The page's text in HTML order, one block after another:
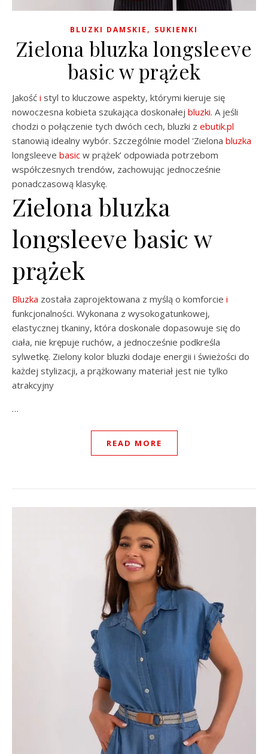
BLUZKI DAMSKIE , SUKIENKI
Zielona bluzka longsleeve
basic w prążek
Jakość i styl to kluczowe aspekty, którymi kieruje się
nowoczesna kobieta szukająca doskonałej bluzki. A jeśli
chodzi o połączenie tych dwóch cech, bluzki z ebutik.pl
stanowią idealny wybór. Szczególnie model 'Zielona bluzka
longsleeve basic w prążek’ odpowiada potrzebom
współczesnych trendów, zachowując jednocześnie
ponadczasową klasykę.
Zielona bluzka
longsleeve basic w
prążek
Bluzka została zaprojektowana z myślą o komforcie i
funkcjonalności. Wykonana z wysokogatunkowej,
elastycznej tkaniny, która doskonale dopasowuje się do
ciała, nie krępuje ruchów, a jednocześnie podkreśla
sylwetkę. Zielony kolor bluzki dodaje energii i świeżości do
każdej stylizacji, a prążkowany materiał jest nie tylko
atrakcyjny
…
READ MORE